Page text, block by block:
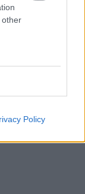
other
Policy
az étel